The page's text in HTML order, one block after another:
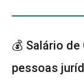
💰 Salário
pessoas